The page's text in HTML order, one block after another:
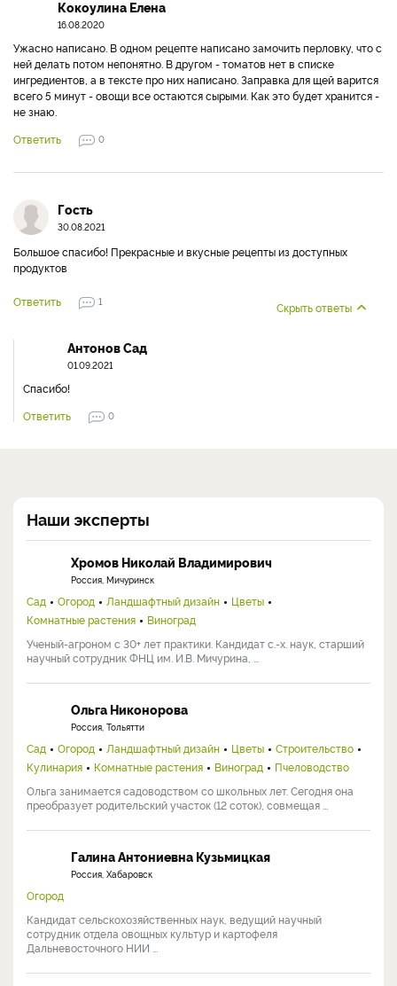
Кокоулина Елена
16.08.2020
Ужасно написано. В одном рецепте написано замочить перловку, что с
ней делать потом непонятно. В другом - томатов нет в списке
ингредиентов, а в тексте про них написано. Заправка для щей варится
всего 5 минут - овощи все остаются сырыми. Как это будет хранится -
не знаю.
Ответить
0
Гость
30.08.2021
Большое спасибо! Прекрасные и вкусные рецепты из доступных
продуктов
Ответить 1 Скрыть ответы
Антонов Сад
01.09.2021
Спасибо!
Ответить
0
Наши эксперты
Хромов Николай Владимирович
Россия, Мичуринск
Сад Огород Ландшафтный дизайн
Цветы
Комнатные растения
Виноград
Ученый-агроном с 30+ лет практики. Кандидат с.-х. наук, старший
научный сотрудник ФНЦ им. И.В. Мичурина, ...
Ольга Никонорова
Россия, Тольятти
Сад Огород Ландшафтный дизайн Цветы
Строительство
Кулинария
Комнатные растения Виноград
Пчеловодство
Ольга занимается садоводством со школьных лет. Сегодня она
преобразует родительский участок (12 соток), совмещая ...
Галина Антониевна Кузьмицкая
Россия, Хабаровск
Огород
Кандидат сельскохозяйственных наук, ведущий научный
сотрудник отдела овощных культур и картофеля
Дальневосточного НИИ ...